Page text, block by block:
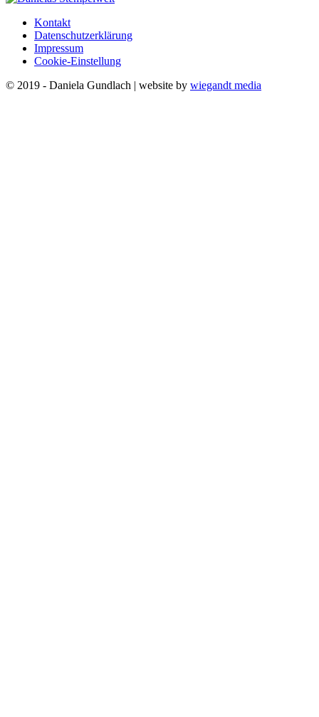
Kontakt
Datenschutzerklärung
Impressum
Cookie-Einstellung
© 2019 - Daniela Gundlach | website by wiegandt media